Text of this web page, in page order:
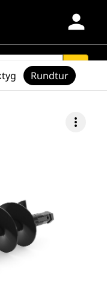
person
search
more_vert
Rundtur